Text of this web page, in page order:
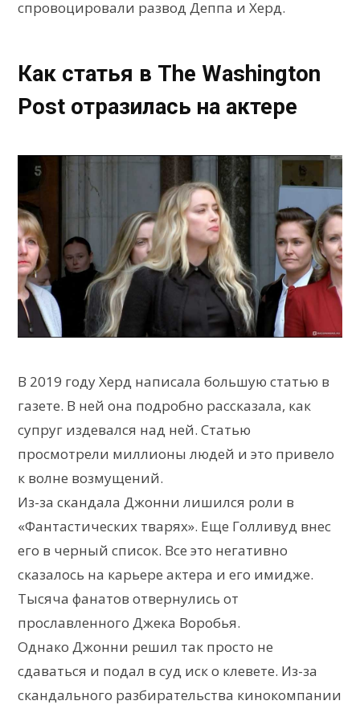
спровоцировали развод Деппа и Херд.
Как статья в The Washington
Post отразилась на актере
В 2019 году Херд написала большую статью в
газете. В ней она подробно рассказала, как
супруг издевался над ней. Статью
просмотрели миллионы людей и это привело
к волне возмущений.
Из-за скандала Джонни лишился роли в
«Фантастических тварях». Еще Голливуд внес
его в черный список. Все это негативно
сказалось на карьере актера и его имидже.
Тысяча фанатов отвернулись от
прославленного Джека Воробья.
Однако Джонни решил так просто не
сдаваться и подал в суд иск о клевете. Из-за
скандального разбирательства кинокомпании